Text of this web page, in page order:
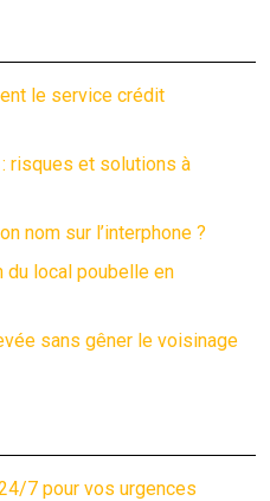
le service crédit
risques et solutions à
nom sur l’interphone ?
du local poubelle en
sans gêner le voisinage
7 pour vos urgences